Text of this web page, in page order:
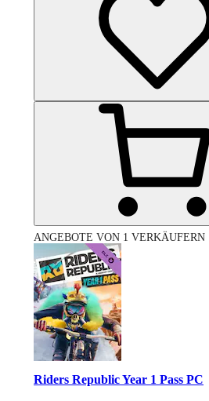
ANGEBOTE VON 1 VERKÄUFERN
Riders Republic Year 1 Pass PC